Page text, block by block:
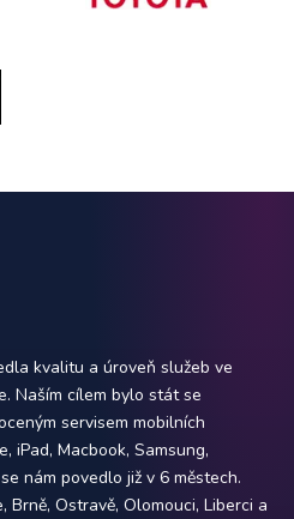
kvalitu a úroveň služeb ve
Naším cílem bylo stát se
servisem mobilních
iPad, Macbook, Samsung,
nám povedlo již v 6 městech.
Brně, Ostravě, Olomouci, Liberci a